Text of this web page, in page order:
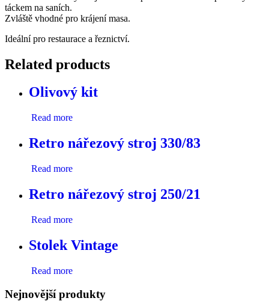
táckem na saních.
Zvláště vhodné pro krájení masa.
Ideální pro restaurace a řeznictví.
Related products
Olivový kit
Read more
Retro nářezový stroj 330/83
Read more
Retro nářezový stroj 250/21
Read more
Stolek Vintage
Read more
Nejnovější produkty